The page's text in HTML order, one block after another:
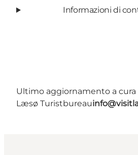
Informazioni di
Ultimo aggiornamento a cura
Læsø Turistbureau